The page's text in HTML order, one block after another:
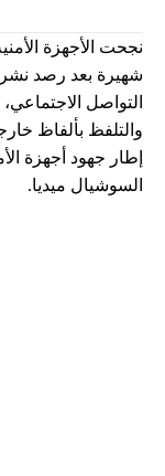
نجحت الأجهزة
شهيرة بعد رصد
التواصل
والتلفظ بألفاظ
إطار جهود أجهزة
السوشيال ميديا.